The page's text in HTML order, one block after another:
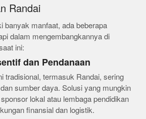
Randai
banyak manfaat, ada beberapa
dalam mengembangkannya di
ini:
dan Pendanaan
tradisional, termasuk Randai, sering
sumber daya. Solusi yang mungkin
lokal atau lembaga pendidikan
finansial dan logistik.